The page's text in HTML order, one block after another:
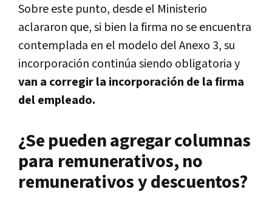
Sobre este punto, desde el Ministerio
aclararon que, si bien la firma no se encuentra
contemplada en el modelo del Anexo 3, su
incorporación continúa siendo obligatoriay
van a corregir la incorporación de la firma
del empleado.
¿Se pueden agregar columnas
para remunerativos, no
remunerativos y descuentos?